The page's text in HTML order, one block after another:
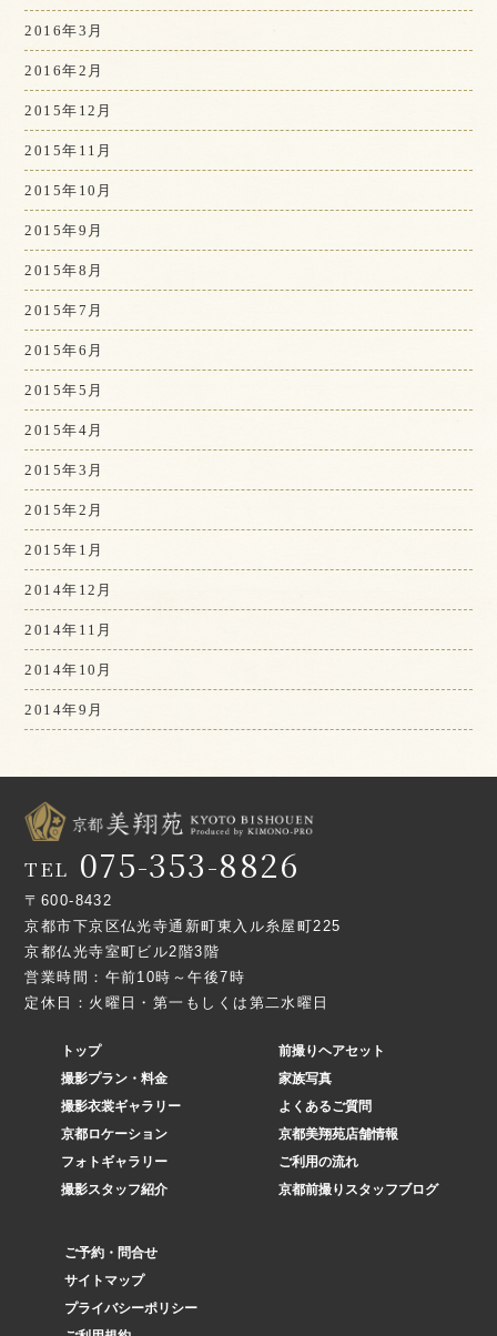
2016年3月
2016年2月
2015年12月
2015年11月
2015年10月
2015年9月
2015年8月
2015年7月
2015年6月
2015年5月
2015年4月
2015年3月
2015年2月
2015年1月
2014年12月
2014年11月
2014年10月
2014年9月
TEL 075-353-8826
〒600-8432
京都市下京区仏光寺通新町東入ル糸屋町225
京都仏光寺室町ビル2階3階
営業時間：午前10時～午後7時
定休日：火曜日・第一もしくは第二水曜日
トップ
撮影プラン・料金
撮影衣裳ギャラリー
京都ロケーション
フォトギャラリー
撮影スタッフ紹介
前撮りヘアセット
家族写真
よくあるご質問
京都美翔苑店舗情報
ご利用の流れ
京都前撮りスタッフブログ
ご予約・問合せ
サイトマップ
プライバシーポリシー